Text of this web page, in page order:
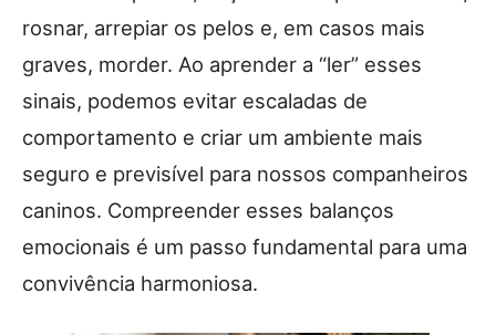
rosnar, arrepiar os pelos e, em casos mais
graves, morder. Ao aprender a “ler” esses
sinais, podemos evitar escaladas de
comportamento e criar um ambiente mais
seguro e previsível para nossos companheiros
caninos. Compreender esses balanços
emocionais é um passo fundamental para uma
convivência harmoniosa.